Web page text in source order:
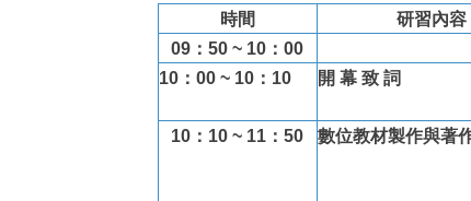
時間
研習內容
09：50 ~ 10：00
10：00 ~ 10：10
開 幕 致 詞
10：10 ~ 11：50
數位教材製作與著